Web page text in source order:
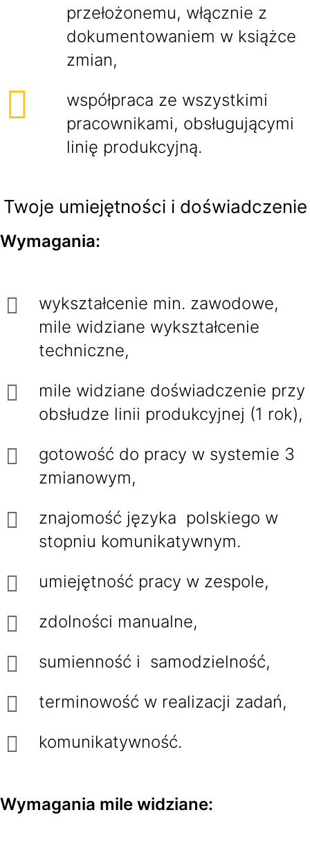
przełożonemu, włącznie z
dokumentowaniem w książce
zmian,
współpraca ze wszystkimi
pracownikami, obsługującymi
linię produkcyjną.
Twoje umiejętności i doświadczenie
Wymagania:
wykształcenie min. zawodowe,
mile widziane wykształcenie
techniczne,
mile widziane doświadczenie przy
obsłudze linii produkcyjnej (1 rok),
gotowość do pracy w systemie 3
zmianowym,
znajomość języka polskiego w
stopniu komunikatywnym.
umiejętność pracy w zespole,
zdolności manualne,
sumienność i samodzielność,
terminowość w realizacji zadań,
komunikatywność.
Wymagania mile widziane: